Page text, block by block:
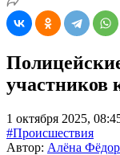
участников
1 октября 2025,
#Происшествия
Автор: Алёна